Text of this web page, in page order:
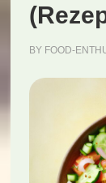
BY FOOD-